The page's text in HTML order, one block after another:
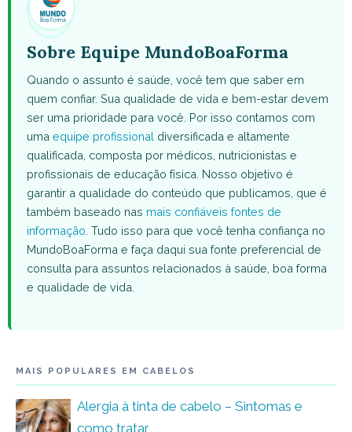
Sobre Equipe MundoBoaForma
Quando o assunto é saúde, você tem que saber em
quem confiar. Sua qualidade de vida e bem-estar devem
ser uma prioridade para você. Por isso contamos com
uma equipe profissional diversificada e altamente
qualificada, composta por médicos, nutricionistas e
profissionais de educação física. Nosso objetivo é
garantir a qualidade do conteúdo que publicamos, que é
também baseado nas mais confiáveis fontes de
informação . Tudo isso para que você tenha confiança no
MundoBoaForma e faça daqui sua fonte preferencial de
consulta para assuntos relacionados à saúde, boa forma
e qualidade de vida.
MAIS POPULARES EM CABELOS
Alergia à tinta de cabelo – Sintomas e
como tratar